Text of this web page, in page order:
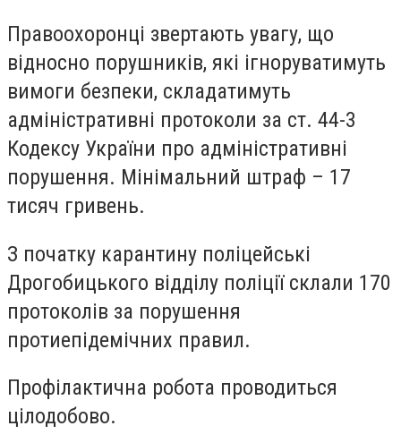
Правоохоронці звертають увагу, що
відносно порушників, які ігноруватимуть
вимоги безпеки, складатимуть
адміністративні протоколи за ст. 44-3
Кодексу України про адміністративні
порушення. Мінімальний штраф – 17
тисяч гривень.
З початку карантину поліцейські
Дрогобицького відділу поліції склали 170
протоколів за порушення
протиепідемічних правил.
Профілактична робота проводиться
цілодобово.